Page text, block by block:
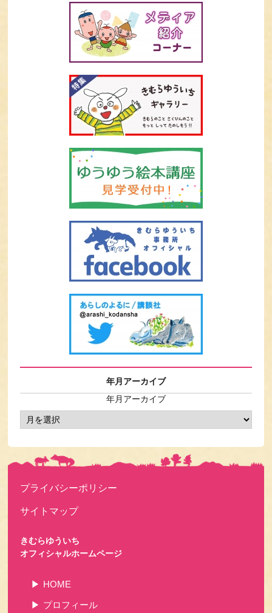
年月アーカイブ
年月アーカイブ
プライバシーポリシー
サイトマップ
きむらゆういち
オフィシャルホームページ
HOME
プロフィール